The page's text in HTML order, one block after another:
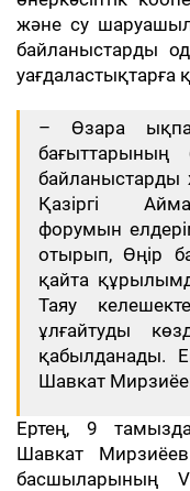
және су
байланыстарды
уағдаластықтарға
– Өзара
бағыттарының
байланыстарды
Қазіргі
форумын
отырып, Өңір
қайта
Таяу
ұлғайтуды
қабылданады.
Шавкат
Ертең, 9
Шавкат
басшыларының VI